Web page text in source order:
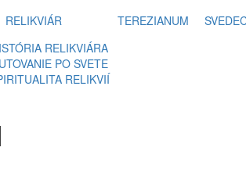
RELIKVIÁR
RELIKVIÁRA
PO SVETE
RELIKVIÍ
TEREZIANUM